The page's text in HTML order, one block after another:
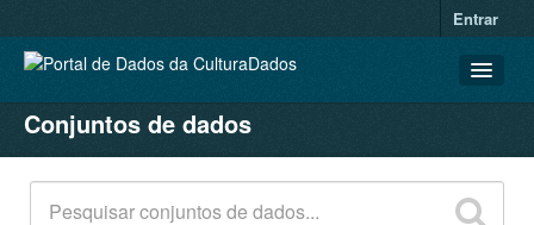
Entrar
CONJUNTOS DE DADOS
ORGANIZAÇÕES
GRUPOS
Conjuntos de dados